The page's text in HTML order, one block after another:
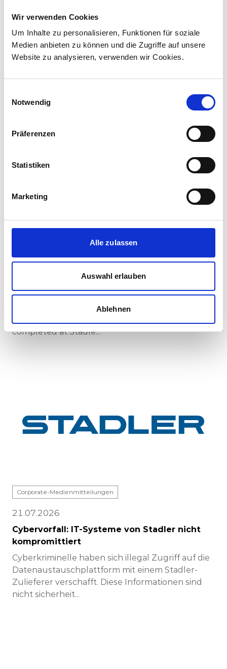
Wir verwenden Cookies
Um Inhalte zu personalisieren, Funktionen für soziale
Medien anbieten zu können und die Zugriffe auf unsere
Website zu analysieren, verwenden wir Cookies.
Notwendig
Präferenzen
Statistiken
Marketing
Alle zulassen
Auswahl erlauben
Ablehnen
Stadler hat mit VIA Rail Canada einen Vertrag
über die Lieferung von 45 Hybridlokomotiven
unterzeichnet und sich damit den ersten
Lokomotivauftrag in Kanada ...
New standard in Hungarian railway transport:
InterCity FLIRT fleet
GYSEV Ltd.’s procurement project for 11 FLIRT
InterCity electric multiple units has reached a
completed at Stadle...
Corporate-Medienmitteilungen
21.07.2026
Cybervorfall: IT-Systeme von Stadler nicht
kompromittiert
Cyberkriminelle haben sich illegal Zugriff auf die
Datenaustauschplattform mit einem Stadler-
Zulieferer verschafft. Diese Informationen sind
nicht sicherheit...